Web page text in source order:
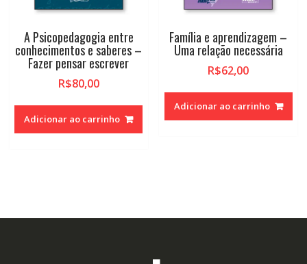
A Psicopedagogia entre
conhecimentos e saberes –
Fazer pensar escrever
R$80,00
Adicionar ao carrinho
Família e aprendizagem –
Uma relação necessária
R$62,00
Adicionar ao carrinho